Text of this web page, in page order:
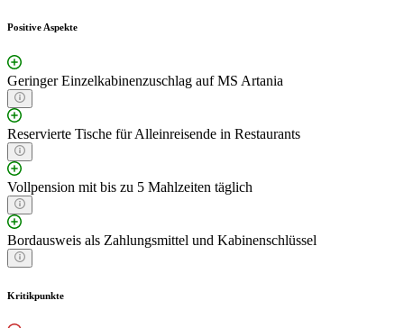
Positive Aspekte
Geringer Einzelkabinenzuschlag auf MS Artania
Reservierte Tische für Alleinreisende in Restaurants
Vollpension mit bis zu 5 Mahlzeiten täglich
Bordausweis als Zahlungsmittel und Kabinenschlüssel
Kritikpunkte